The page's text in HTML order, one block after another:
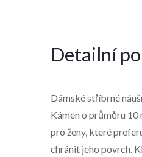
Detailní
Dámské stříbrné
Kámen o průměru 10
pro ženy, které
chránit jeho povrch.